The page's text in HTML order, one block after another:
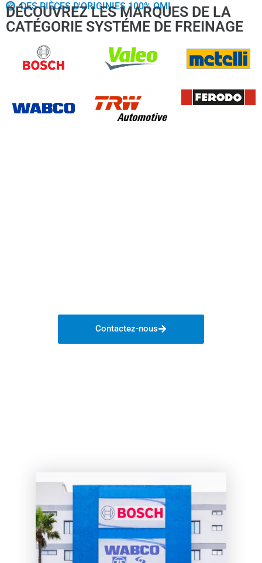
DES PIÈCES D'ORIGINIES 100% OM!
DÉCOUVREZ LES MARQUES DE LA
CATÉGORIE SYSTÉME DE FREINAGE
Contactez-nous